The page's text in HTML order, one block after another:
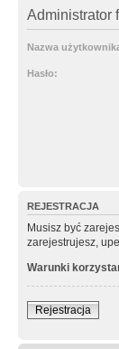
Administrator
Nazwa
Hasło:
REJESTRACJA
Musisz być
zarejestrujesz,
Warunki
Rejestracja